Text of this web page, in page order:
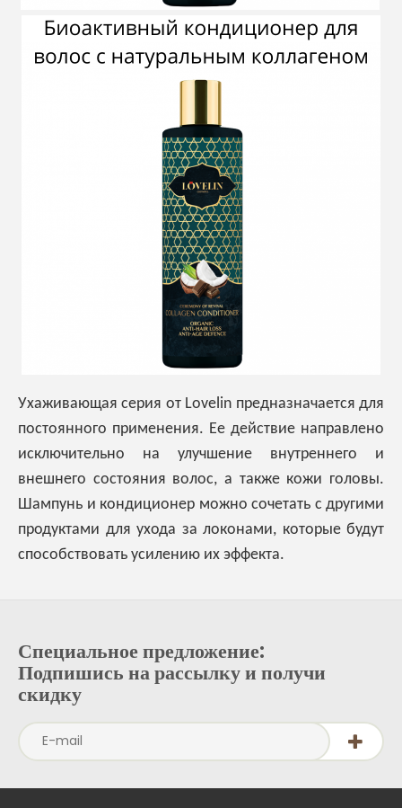
Ухаживающая серия от Lovelin предназначается для
постоянного применения. Ее действие направлено
исключительно на улучшение внутреннего и
внешнего состояния волос, а также кожи головы.
Шампунь и кондиционер можно сочетать с другими
продуктами для ухода за локонами, которые будут
способствовать усилению их эффекта.
Специальное предложение:
Подпишись на рассылку и получи
скидку